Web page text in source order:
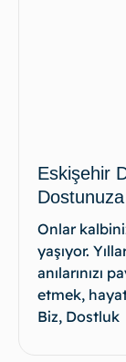
Eskişehir
Onlar
yaşıyor.
anılarınızı
etmek,
Biz, Dostluk